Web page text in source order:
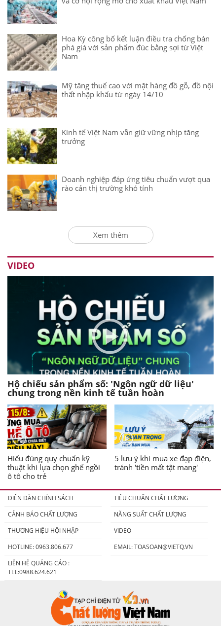
Hoa Kỳ công bố kết luận điều tra chống bán
phá giá với sản phẩm đúc bằng sợi từ Việt
Nam
Mỹ tăng thuế cao với mặt hàng đồ gỗ, đồ nội
thất nhập khẩu từ ngày 14/10
Kinh tế Việt Nam vẫn giữ vững nhịp tăng
trưởng
Doanh nghiệp đáp ứng tiêu chuẩn vượt qua
rào cản thị trường khó tính
Xem thêm
VIDEO
Hộ chiếu sản phẩm số: 'Ngôn ngữ dữ liệu'
chung trong nền kinh tế tuần hoàn
Hiểu đúng quy chuẩn kỹ
thuật khi lựa chọn ghế ngồi
ô tô cho trẻ
5 lưu ý khi mua xe đạp điện,
tránh 'tiền mất tật mang'
DIỄN ĐÀN CHÍNH SÁCH
TIÊU CHUẨN CHẤT LƯỢNG
CẢNH BÁO CHẤT LƯỢNG
NĂNG SUẤT CHẤT LƯỢNG
THƯƠNG HIỆU HỘI NHẬP
VIDEO
HOTLINE: 0963.806.677
EMAIL:TOASOAN@VIETQ.VN
LIÊN HỆ QUẢNG CÁO :
TEL:0988.624.621